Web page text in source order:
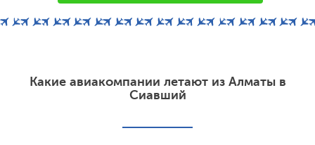
Какие авиакомпании летают из Алматы в
Сиавший